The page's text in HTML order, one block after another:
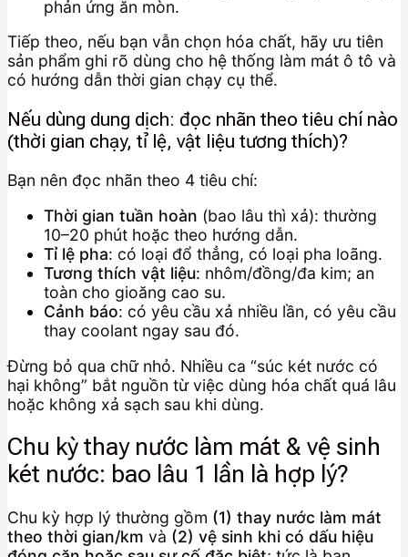
phản ứng ăn mòn.
Tiếp theo, nếu bạn vẫn chọn hóa chất, hãy ưu tiên
sản phẩm ghi rõ dùng cho hệ thống làm mát ô tô và
có hướng dẫn thời gian chạy cụ thể.
Nếu dùng dung dịch: đọc nhãn theo tiêu chí nào
(thời gian chạy, tỉ lệ, vật liệu tương thích)?
Bạn nên đọc nhãn theo 4 tiêu chí:
Thời gian tuần hoàn (bao lâu thì xả): thường
10–20 phút hoặc theo hướng dẫn.
Tỉ lệ pha: có loại đổ thẳng, có loại pha loãng.
Tương thích vật liệu: nhôm/đồng/đa kim; an
toàn cho gioăng cao su.
Cảnh báo: có yêu cầu xả nhiều lần, có yêu cầu
thay coolant ngay sau đó.
Đừng bỏ qua chữ nhỏ. Nhiều ca “súc két nước có
hại không” bắt nguồn từ việc dùng hóa chất quá lâu
hoặc không xả sạch sau khi dùng.
Chu kỳ thay nước làm mát & vệ sinh
két nước: bao lâu 1 lần là hợp lý?
Chu kỳ hợp lý thường gồm (1) thay nước làm mát
theo thời gian/km và (2) vệ sinh khi có dấu hiệu